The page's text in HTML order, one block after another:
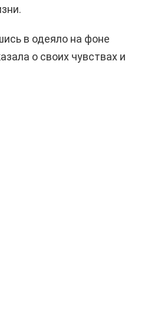
в одеяло на фоне
о своих чувствах и